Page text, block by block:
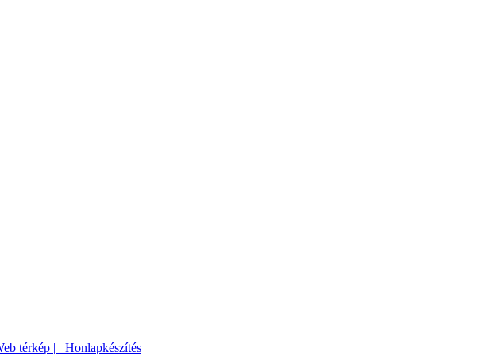
térkép | Honlapkészítés